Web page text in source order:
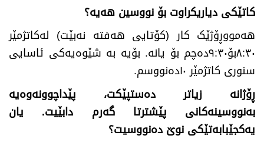
کاتێکی دیاریکراوت بۆ نووسین هەیە؟
هەمووڕۆژێک کار (کۆتایی هەفتە نەبێت) لەکاتژمێر
۸:۳۰بۆ۹:۳۰دەچم بۆ یانە. بۆیە بە شێوەیەکی ئاسایی
سنوری کاتژمێر ۱۰دەنووسم.
ڕۆژانە زیاتر دەستپێکت، پێداچوونەوەیە
بەنووسینەکانی پێشترتا گەرم دابێیت. یان
یەکجێبابەتێکی نوێ دەنووسیت؟